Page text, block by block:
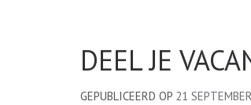
DEEL JE
GEPUBLICEERD OP 21